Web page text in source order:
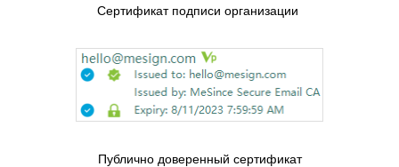
Сертификат подписи организации
Публично доверенный сертификат